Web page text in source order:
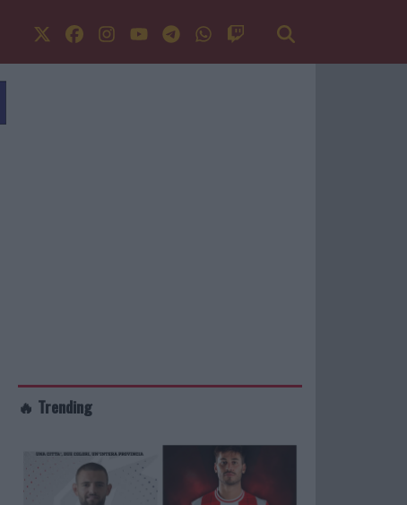
🔥 Trending